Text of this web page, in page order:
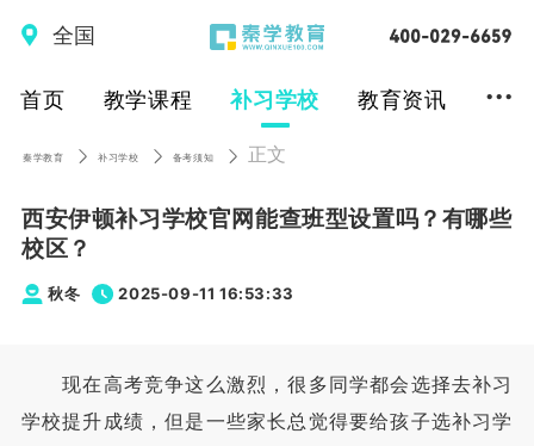
全国
首页 教学课程 补习学校 教育资讯 ...
秦学教育 补习学校 备考须知 正文
西安伊顿补习学校官网能查班型设置吗？有哪些
校区？
秋冬 2025-09-11 16:53:33
现在高考竞争这么激烈，很多同学都会选择去补习
学校提升成绩，但是一些家长总觉得要给孩子选补习学